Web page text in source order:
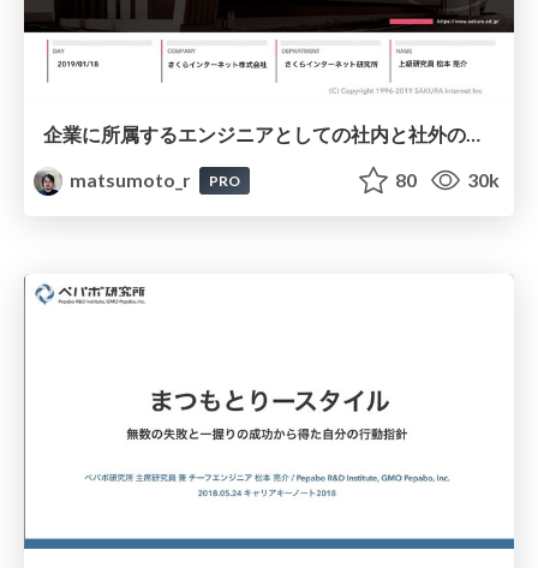
matsumoto_r
PRO 80 30k